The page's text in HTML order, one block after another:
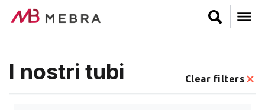
to
I nostri tubi Clear filters